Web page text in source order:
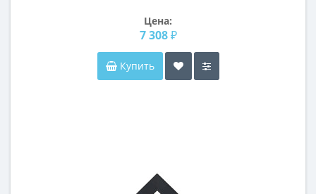
Цена:
7 308 ₽
Купить